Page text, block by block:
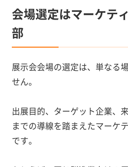
会場選定はマーケテ
部
展示会会場の選定は、単なる
せん。
出展目的、ターゲット企業、
までの導線を踏まえたマーケ
です。